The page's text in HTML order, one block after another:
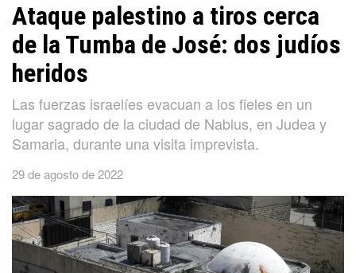
Ataque palestino a tiros cerca
de la Tumba de José: dos judíos
heridos
Las fuerzas israelíes evacuan a los fieles en un
lugar sagrado de la ciudad de Nablus, en Judea y
Samaria, durante una visita imprevista.
29 de agosto de 2022